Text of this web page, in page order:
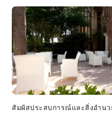
สัมผัสประสบการณ์และสิ่งอำน